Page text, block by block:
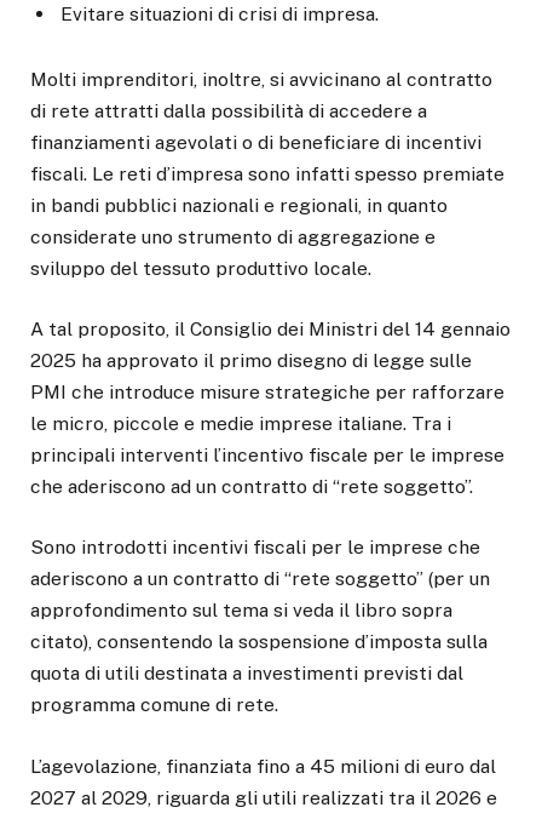
Evitare situazioni di crisi di impresa.
Molti imprenditori, inoltre, si avvicinano al contratto
di rete attratti dalla possibilità di accedere a
finanziamenti agevolati o di beneficiare di incentivi
fiscali. Le reti d’impresa sono infatti spesso premiate
in bandi pubblici nazionali e regionali, in quanto
considerate uno strumento di aggregazione e
sviluppo del tessuto produttivo locale.
A tal proposito, il Consiglio dei Ministri del 14 gennaio
2025 ha approvato il primo disegno di legge sulle
PMI che introduce misure strategiche per rafforzare
le micro, piccole e medie imprese italiane. Tra i
principali interventi l’incentivo fiscale per le imprese
che aderiscono ad un contratto di “rete soggetto”.
Sono introdotti incentivi fiscali per le imprese che
aderiscono a un contratto di “rete soggetto” (per un
approfondimento sul tema si veda il libro sopra
citato), consentendo la sospensione d’imposta sulla
quota di utili destinata a investimenti previsti dal
programma comune di rete.
L’agevolazione, finanziata fino a 45 milioni di euro dal
2027 al 2029, riguarda gli utili realizzati tra il 2026 e